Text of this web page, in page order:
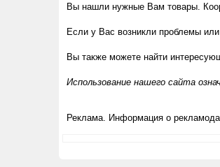
Вы нашли нужные Вам товары.
Если у Вас возникли проблемы
Вы также можете найти
Использование нашего сайта
Реклама. Информация о